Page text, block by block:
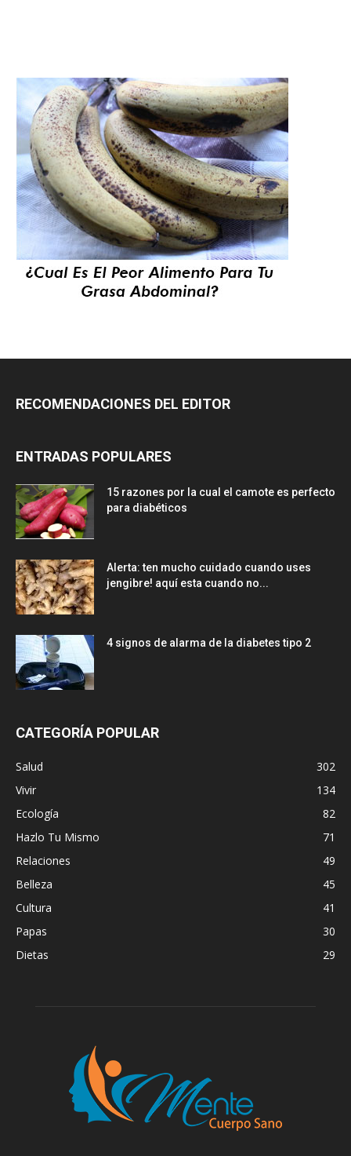
RECOMENDACIONES DEL EDITOR
ENTRADAS POPULARES
15 razones por la cual el camote es perfecto
para diabéticos
Alerta: ten mucho cuidado cuando uses
jengibre! aquí esta cuando no...
4 signos de alarma de la diabetes tipo 2
CATEGORÍA POPULAR
Salud
302
Vivir
134
Ecología
82
Hazlo Tu Mismo
71
Relaciones
49
Belleza
45
Cultura
41
Papas
30
Dietas
29